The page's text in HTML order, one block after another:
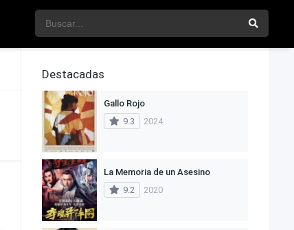
Destacadas
Gallo Rojo
9.3
2024
La Memoria de un Asesino
9.2
2020